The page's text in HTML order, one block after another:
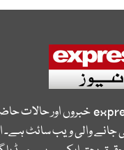
خبروں اور حالات
جانے والی ویب سائٹ ہے۔